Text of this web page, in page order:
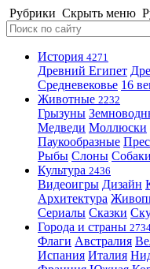
Рубрики Скрыть меню
История 4271
Древний Египет
Средневековье 16
Животные 2232
Грызуны
Медведи Моллюски
Паукообразные
Рыбы Слоны Собаки
Культура 2436
Видеоигры Дизайн
Архитектура
Сериалы Сказки
Города и страны
Флаги Австралия
Испания Италия